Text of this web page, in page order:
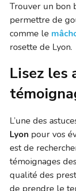
Trouver un bon
permettre de
comme le
rosette de Lyon.
Lisez les
L’une des
Lyon pour vos
est de
témoignages
qualité des
de prendre le